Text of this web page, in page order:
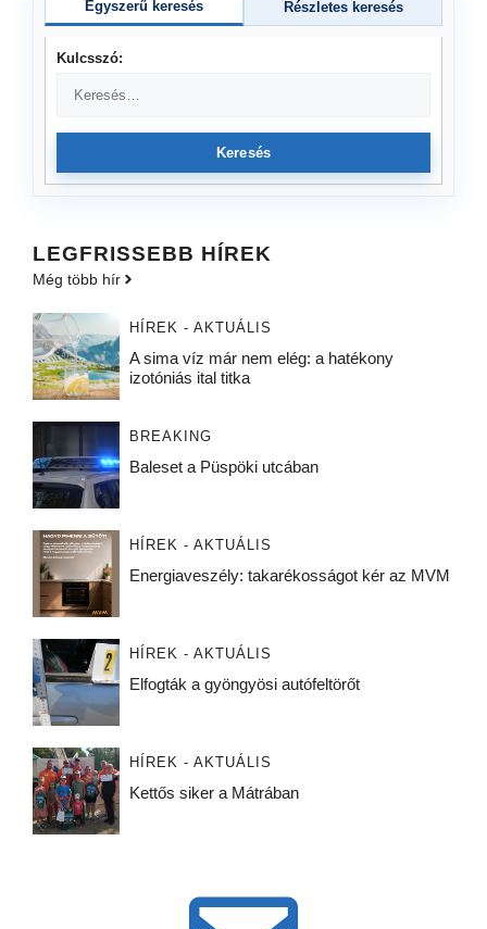
Egyszerű keresés Részletes keresés
Kulcsszó:
Keresés
LEGFRISSEBB HÍREK
Még több hír
HÍREK - AKTUÁLIS
A sima víz már nem elég: a hatékony
izotóniás ital titka
BREAKING
Baleset a Püspöki utcában
HÍREK - AKTUÁLIS
Energiaveszély: takarékosságot kér az MVM
HÍREK - AKTUÁLIS
Elfogták a gyöngyösi autófeltörőt
HÍREK - AKTUÁLIS
Kettős siker a Mátrában